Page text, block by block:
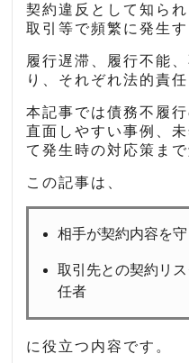
契約違反として知ら
取引等で頻繁に発生す
履行遅滞、履行不能
り、それぞれ法的責
本記事では債務不履
直面しやすい事例、
て発生時の対応策まで
この記事は、
相手が契約内容を
取引先との契約リ
任者
に役立つ内容です。